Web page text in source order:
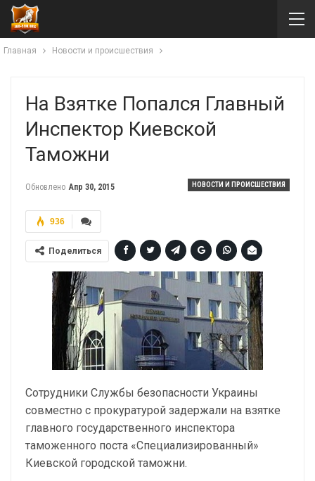
Главная Новости и происшествия
На Взятке Попался Главный
Инспектор Киевской
Таможни
НОВОСТИ И ПРОИСШЕСТВИЯ
Обновлено Апр 30, 2015
936
Поделиться
Сотрудники Службы безопасности Украины
совместно с прокуратурой задержали на взятке
главного государственного инспектора
таможенного поста «Специализированный»
Киевской городской таможни.